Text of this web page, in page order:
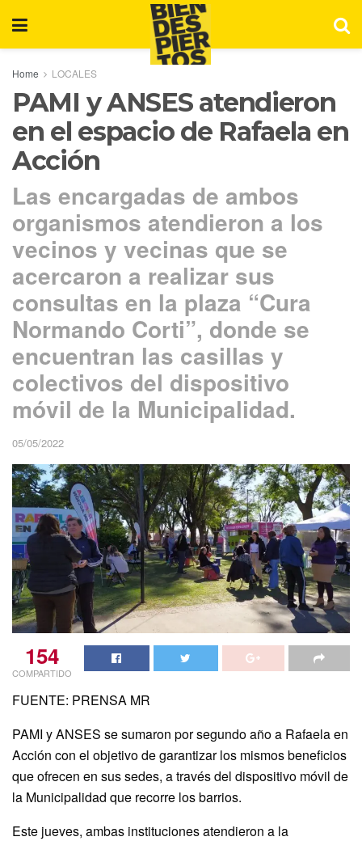
Home LOCALES
PAMI y ANSES atendieron
en el espacio de Rafaela en
Acción
Las encargadas de ambos
organismos atendieron a los
vecinos y vecinas que se
acercaron a realizar sus
consultas en la plaza “Cura
Normando Corti”, donde se
encuentran las casillas y
colectivos del dispositivo
móvil de la Municipalidad.
05/05/2022
154
COMPARTIDO
FUENTE: PRENSA MR
PAMI y ANSES se sumaron por segundo año a Rafaela en
Acción con el objetivo de garantizar los mismos beneficios
que ofrecen en sus sedes, a través del dispositivo móvil de
la Municipalidad que recorre los barrios.
Este jueves, ambas instituciones atendieron a la